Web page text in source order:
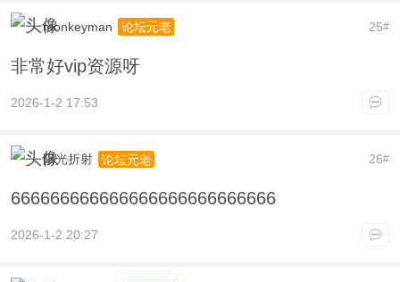
25#
monkeyman 论坛元老
非常好vip资源呀
2026-1-2 17:53
26#
阳光折射 论坛元老
666666666666666666666666666
2026-1-2 20:27